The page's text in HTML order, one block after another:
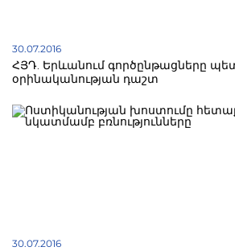
30.07.2016
ՀՅԴ. Երևանում գործընթացները
օրինականության դաշտ
30.07.2016